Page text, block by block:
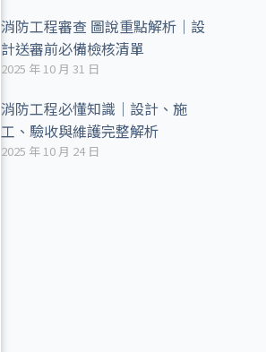
消防工程審查 圖說重點解析｜設
計送審前必備檢核清單
2025 年 10 月 31 日
消防工程必懂知識｜設計、施
工、驗收與維護完整解析
2025 年 10 月 24 日